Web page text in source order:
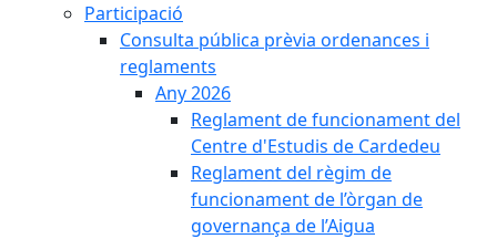
Participació
Consulta pública prèvia ordenances i
reglaments
Any 2026
Reglament de funcionament del
Centre d'Estudis de Cardedeu
Reglament del règim de
funcionament de l’òrgan de
governança de l’Aigua